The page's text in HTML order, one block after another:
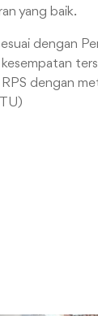
yang baik.
dengan
dengan